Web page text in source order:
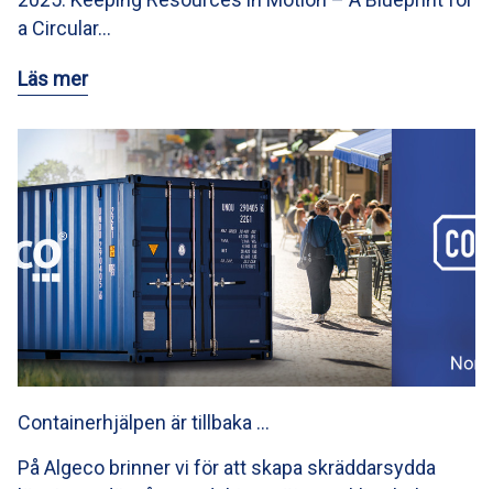
a Circular…
Läs mer
Containerhjälpen är tillbaka …
På Algeco brinner vi för att skapa skräddarsydda